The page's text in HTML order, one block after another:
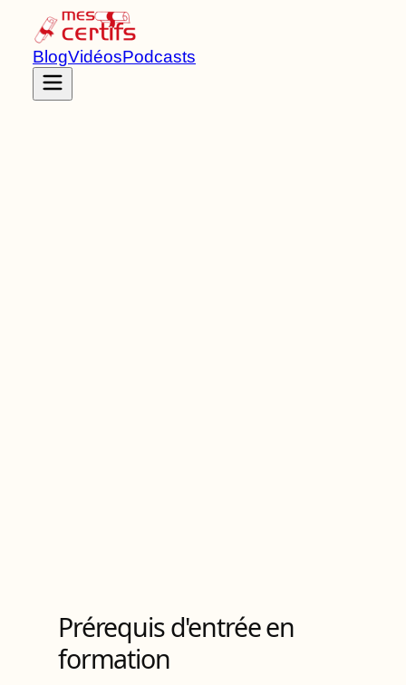
BlogVidéosPodcasts
Prérequis d'entrée en
formation